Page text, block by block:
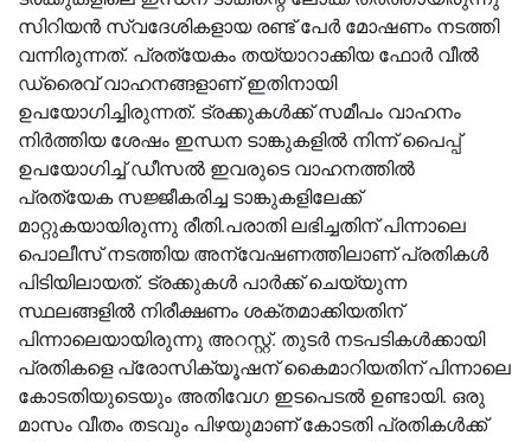
സിറിയന്‍ സ്വദേശികളായ രണ്ട് പേര്‍ മോഷണം നടത്തി
വന്നിരുന്നത്. പ്രത്യേകം തയ്യാറാക്കിയ ഫോര്‍ വീല്‍
ഡ്രൈവ് വാഹനങ്ങളാണ് ഇതിനായി
ഉപയോഗിച്ചിരുന്നത്. ട്രക്കുകള്‍ക്ക് സമീപം വാഹനം
നിര്‍ത്തിയ ശേഷം ഇന്ധന ടാങ്കുകളില്‍ നിന്ന് പൈപ്പ്
ഉപയോഗിച്ച് ഡീസല്‍ ഇവരുടെ വാഹനത്തില്‍
പ്രത്യേക സജ്ജീകരിച്ച ടാങ്കുകളിലേക്ക്
മാറ്റുകയായിരുന്നു രീതി.പരാതി ലഭിച്ചതിന് പിന്നാലെ
പൊലീസ് നടത്തിയ അന്വേഷണത്തിലാണ് പ്രതികള്‍
പിടിയിലായത്. ട്രക്കുകള്‍ പാര്‍ക്ക് ചെയ്യുന്ന
സ്ഥലങ്ങളില്‍ നിരീക്ഷണം ശക്തമാക്കിയതിന്
പിന്നാലെയായിരുന്നു അറസ്റ്റ്. തുടര്‍ നടപടികള്‍ക്കായി
പ്രതികളെ പ്രോസിക്യൂഷന് കൈമാറിയതിന് പിന്നാലെ
കോടതിയുടെയും അതിവേഗ ഇടപെടല്‍ ഉണ്ടായി. ഒരു
മാസം വീതം തടവും പിഴയുമാണ് കോടതി പ്രതികള്‍ക്ക്